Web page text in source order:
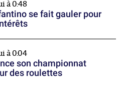
à 0:48
se fait gauler pour
à 0:04
son championnat
des roulettes